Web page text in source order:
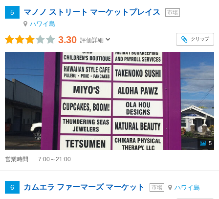
5 マノノ ストリート マーケットプレイス 市場
ハワイ島
3.30 評価詳細 クリップ
5
営業時間 7:00～21:00
6 カムエラ ファーマーズ マーケット 市場 ハワイ島